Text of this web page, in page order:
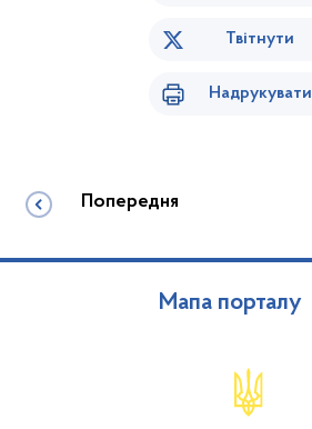
Твітнути
Надрукувати
Попередня
Мапа порталу